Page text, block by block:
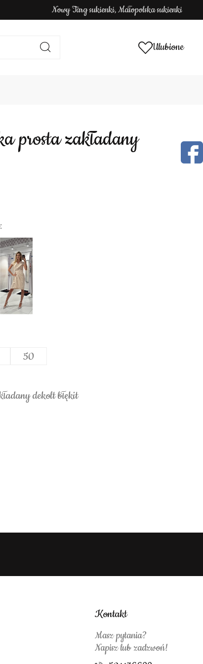
Nowy Targ sukienki, Małopolska sukienki
Ulubione
50
dekolt błękit
Kontakt
Masz pytania?
Napisz lub zadzwoń!